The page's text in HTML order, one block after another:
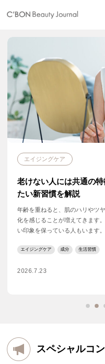
エイジングケア
老けない人には共通の
たい新習慣を解説
年齢を重ねると、肌のハリやツ
化を感じることが増えてきます
い印象を保っている人もいます
慣が、見た目の印象に影響して
慣について解説します。
エイジングケア 成分 生活習慣
2026.7.23
スペシャルコ